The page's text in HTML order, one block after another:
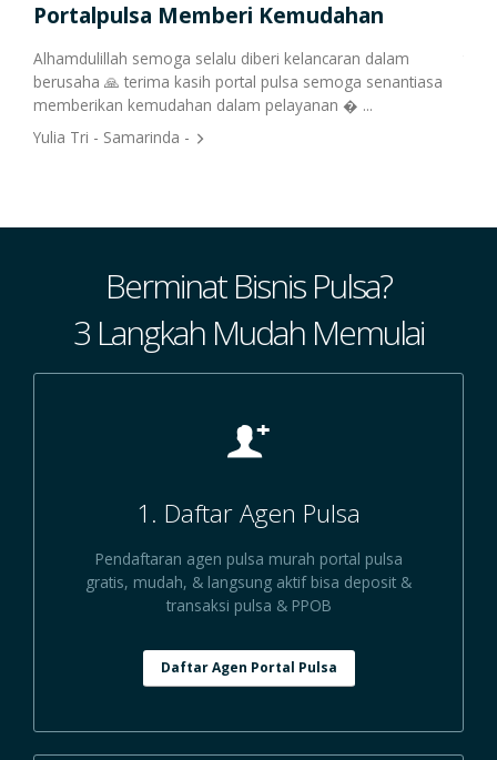
Portalpulsa Memberi Kemudahan
Alhamdulillah semoga selalu diberi kelancaran dalam
berusaha 🙏 terima kasih portal pulsa semoga senantiasa
memberikan kemudahan dalam pelayanan � ...
Yulia Tri - Samarinda -
Berminat Bisnis Pulsa?
3 Langkah Mudah Memulai
1. Daftar Agen Pulsa
Pendaftaran agen pulsa murah portal pulsa
gratis, mudah, & langsung aktif bisa deposit &
transaksi pulsa & PPOB
Daftar Agen Portal Pulsa